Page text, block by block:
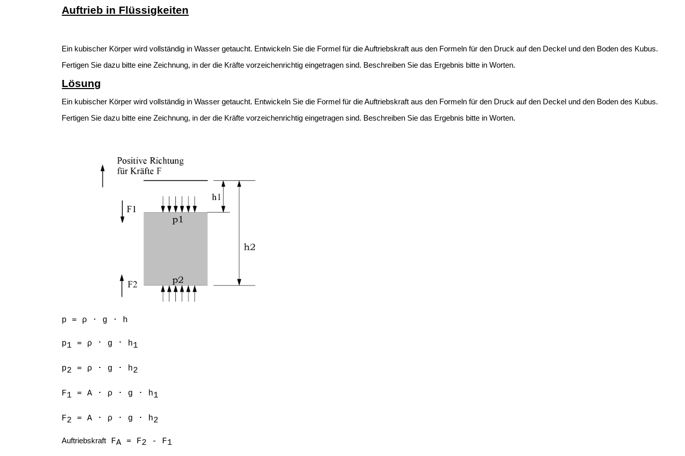
Auftrieb in Flüssigkeiten
Ein kubischer Körper wird vollständig in Wasser getaucht. Entwickeln Sie die Formel für die Auftriebskraft aus den Formeln für den Druck auf den Deckel und den Boden des Kubus.
Fertigen Sie dazu bitte eine Zeichnung, in der die Kräfte vorzeichenrichtig eingetragen sind. Beschreiben Sie das Ergebnis bitte in Worten.
Lösung
Ein kubischer Körper wird vollständig in Wasser getaucht. Entwickeln Sie die Formel für die Auftriebskraft aus den Formeln für den Druck auf den Deckel und den Boden des Kubus.
Fertigen Sie dazu bitte eine Zeichnung, in der die Kräfte vorzeichenrichtig eingetragen sind. Beschreiben Sie das Ergebnis bitte in Worten.
p = ρ . g . h
p1 = ρ . g . h1
p2 = ρ . g . h2
F1 = A . ρ . g . h1
F2 = A . ρ . g . h2
Auftriebskraft FA = F2 - F1